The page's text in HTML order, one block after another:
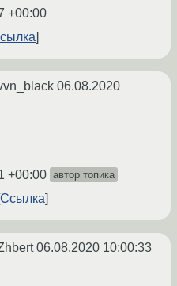
+00:00
06.08.2020
+00:00 автор топика
Ссылка
06.08.2020 10:00:33